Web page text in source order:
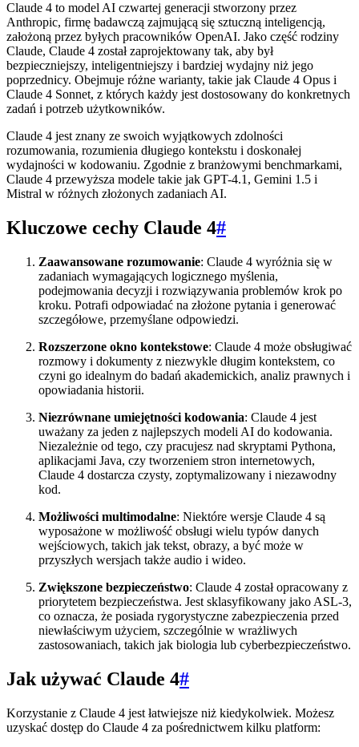
Claude 4 to model AI czwartej generacji stworzony przez
Anthropic, firmę badawczą zajmującą się sztuczną inteligencją,
założoną przez byłych pracowników OpenAI. Jako część rodziny
Claude, Claude 4 został zaprojektowany tak, aby był
bezpieczniejszy, inteligentniejszy i bardziej wydajny niż jego
poprzednicy. Obejmuje różne warianty, takie jak Claude 4 Opus i
Claude 4 Sonnet, z których każdy jest dostosowany do konkretnych
zadań i potrzeb użytkowników.
Claude 4 jest znany ze swoich wyjątkowych zdolności
rozumowania, rozumienia długiego kontekstu i doskonałej
wydajności w kodowaniu. Zgodnie z branżowymi benchmarkami,
Claude 4 przewyższa modele takie jak GPT-4.1, Gemini 1.5 i
Mistral w różnych złożonych zadaniach AI.
Kluczowe cechy Claude 4#
Zaawansowane rozumowanie: Claude 4 wyróżnia się w
zadaniach wymagających logicznego myślenia,
podejmowania decyzji i rozwiązywania problemów krok po
kroku. Potrafi odpowiadać na złożone pytania i generować
szczegółowe, przemyślane odpowiedzi.
Rozszerzone okno kontekstowe: Claude 4 może obsługiwać
rozmowy i dokumenty z niezwykle długim kontekstem, co
czyni go idealnym do badań akademickich, analiz prawnych i
opowiadania historii.
Niezrównane umiejętności kodowania: Claude 4 jest
uważany za jeden z najlepszych modeli AI do kodowania.
Niezależnie od tego, czy pracujesz nad skryptami Pythona,
aplikacjami Java, czy tworzeniem stron internetowych,
Claude 4 dostarcza czysty, zoptymalizowany i niezawodny
kod.
Możliwości multimodalne: Niektóre wersje Claude 4 są
wyposażone w możliwość obsługi wielu typów danych
wejściowych, takich jak tekst, obrazy, a być może w
przyszłych wersjach także audio i wideo.
Zwiększone bezpieczeństwo: Claude 4 został opracowany z
priorytetem bezpieczeństwa. Jest sklasyfikowany jako ASL-3,
co oznacza, że posiada rygorystyczne zabezpieczenia przed
niewłaściwym użyciem, szczególnie w wrażliwych
zastosowaniach, takich jak biologia lub cyberbezpieczeństwo.
Jak używać Claude 4#
Korzystanie z Claude 4 jest łatwiejsze niż kiedykolwiek. Możesz
uzyskać dostęp do Claude 4 za pośrednictwem kilku platform: